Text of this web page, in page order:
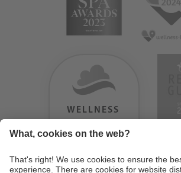
WELLNESS
9.18 / 10